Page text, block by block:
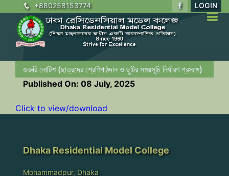
+880258153774 LOGIN
জরুরি নোটিশ (ছাত্রদের শ্রেণিপাঠদান ও ছুটির সময়সূচি নির্ধারণ প্রসঙ্গে)
Published On: 08 July, 2025
Click to view/download
Dhaka Residential Model College
Mohammadpur, Dhaka